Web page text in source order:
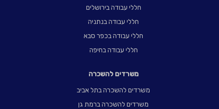
חללי עבודה בירושלים
חללי עבודה בנתניה
חללי עבודה בכפר סבא
חללי עבודה בחיפה
משרדים להשכרה
משרדים להשכרה בתל אביב
משרדים להשכרה ברמת גן